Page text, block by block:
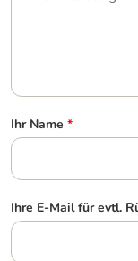
Ihr Name *
Ihre E-Mail für evtl.